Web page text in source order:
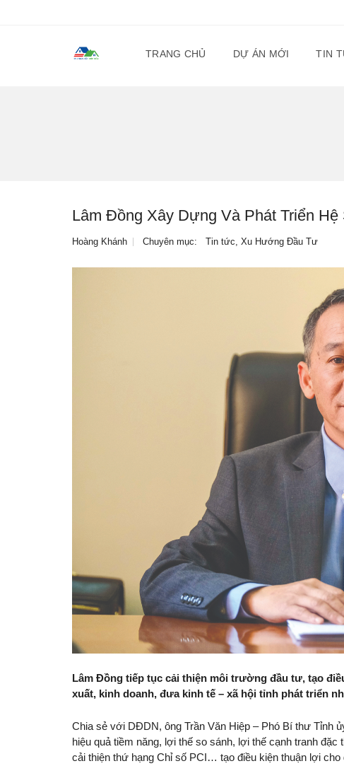
TRANG CHỦ DỰ ÁN MỚI TIN
Lâm Đồng Xây Dựng Và Phát Triển
Hoàng Khánh Chuyên mục: Tin tức, Xu Hướng Đầu Tư
Lâm Đồng tiếp tục cải thiện môi trường đầu tư, tạo
xuất, kinh doanh, đưa kinh tế – xã hội tỉnh phát triển
Chia sẻ với DĐDN, ông Trần Văn Hiệp – Phó Bí thư Tỉnh
hiệu quả tiềm năng, lợi thế so sánh, lợi thế cạnh tranh
cải thiện thứ hạng Chỉ số PCI… tạo điều kiện thuận lợi